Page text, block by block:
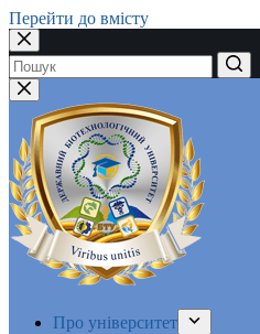
Перейти до вмісту
Немає
результатів
Про університет